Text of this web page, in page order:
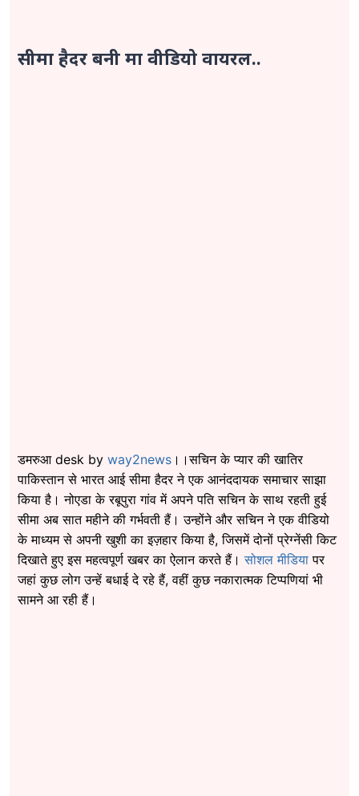
सीमा हैदर बनी मा वीडियो वायरल..
डमरुआ desk by way2news ।।सचिन के प्यार की खातिर
पाकिस्तान से भारत आई सीमा हैदर ने एक आनंददायक समाचार साझा
किया है। नोएडा के रबूपुरा गांव में अपने पति सचिन के साथ रहती हुई
सीमा अब सात महीने की गर्भवती हैं। उन्होंने और सचिन ने एक वीडियो
के माध्यम से अपनी खुशी का इज़हार किया है, जिसमें दोनों प्रेग्नेंसी किट
दिखाते हुए इस महत्वपूर्ण खबर का ऐलान करते हैं।सोशल मीडिया पर
जहां कुछ लोग उन्हें बधाई दे रहे हैं, वहीं कुछ नकारात्मक टिप्पणियां भी
सामने आ रही हैं।